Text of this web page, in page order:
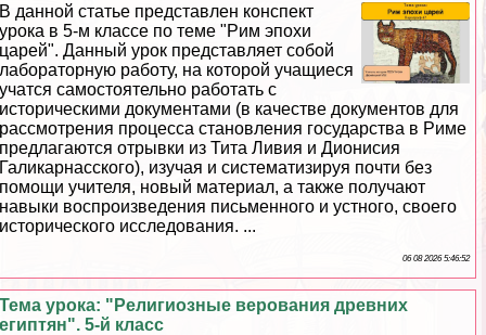
В данной статье представлен конспект
урока в 5-м классе по теме "Рим эпохи
царей". Данный урок представляет собой
лабораторную работу, на которой учащиеся
учатся самостоятельно работать с
историческими документами (в качестве документов для
рассмотрения процесса становления государства в Риме
предлагаются отрывки из Тита Ливия и Дионисия
Галикарнасского), изучая и систематизируя почти без
помощи учителя, новый материал, а также получают
навыки воспроизведения письменного и устного, своего
исторического исследования. ...
06 08 2026 5:46:52
Тема урока: "Религиозные верования древних
египтян". 5-й класс